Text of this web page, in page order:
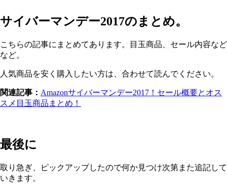
サイバーマンデー2017のまとめ。
こちらの記事にまとめてあります。目玉商品、セール内容など
など。
人気商品を安く購入したい方は、合わせて読んでください。
関連記事： Amazonサイバーマンデー2017！セール概要とオス
スメ目玉商品まとめ！
最後に
取り急ぎ、ピックアップしたので何か見つけ次第また追記して
いきます。